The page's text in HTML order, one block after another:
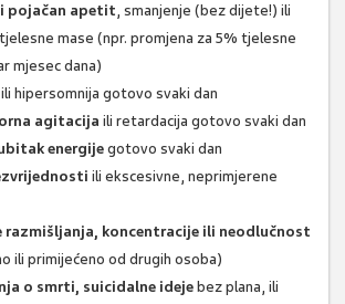
pojačan apetit, smanjenje (bez dijete!) ili
mase (npr. promjena za 5% tjelesne
mjesec dana)
ili hipersomnija gotovo svaki dan
agitacija ili retardacija gotovo svaki dan
energijegotovo svaki dan
ili ekscesivne, neprimjerene
razmišljanja, koncentracije ili neodlučnost
ili primijećeno od drugih osoba)
o smrti, suicidalne idejebez plana, ili